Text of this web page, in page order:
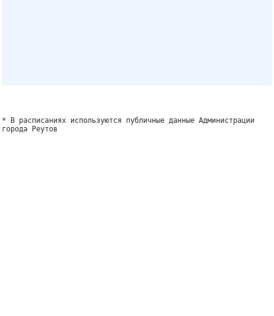
* В расписаниях используются публичные данные Администрации
города Реутов